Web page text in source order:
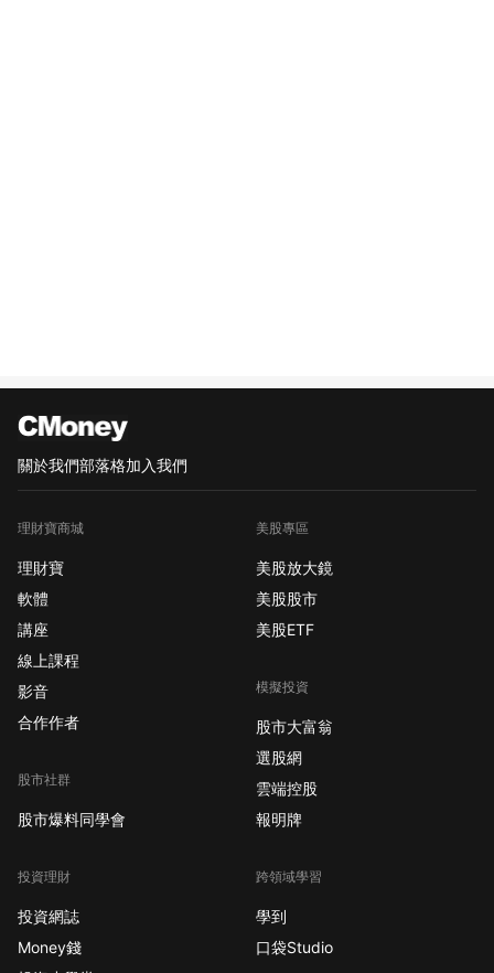
關於我們部落格加入我們
理財寶商城
理財寶
軟體
講座
線上課程
影音
合作作者
股市社群
股市爆料同學會
投資理財
投資網誌
Money錢
美股專區
美股放大鏡
美股股市
美股ETF
模擬投資
股市大富翁
選股網
雲端控股
報明牌
跨領域學習
學到
口袋Studio